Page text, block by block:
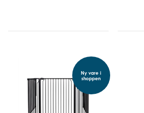
Ny vare i
shoppen